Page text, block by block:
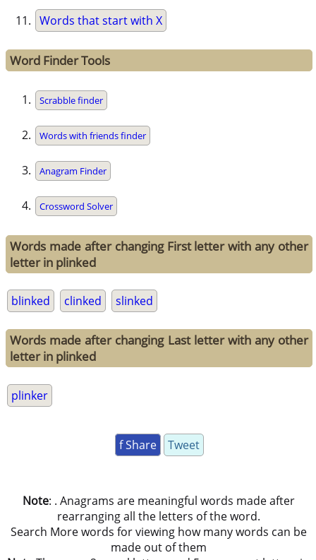
Words that start with X
Word Finder Tools
Scrabble finder
Words with friends finder
Anagram Finder
Crossword Solver
Words made after changing First letter with any other
letter in plinked
blinked clinked slinked
Words made after changing Last letter with any other
letter in plinked
plinker
f Share Tweet
Note: . Anagrams are meaningful words made after
rearranging all the letters of the word.
Search More words for viewing how many words can be
made out of them